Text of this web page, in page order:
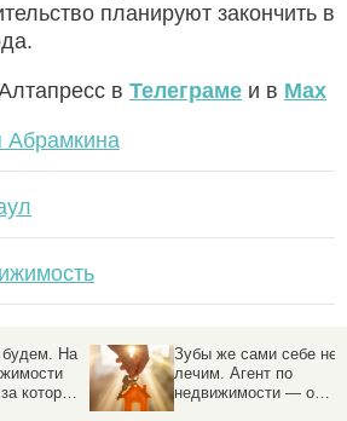
планируют закончить в
в Телеграме и в Max
На
которым
Зубы же сами себе не
лечим. Агент по
недвижимости — о